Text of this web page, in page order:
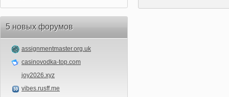
5 новых форумов
assignmentmaster.org.uk
casinovodka-top.com
joy2026.xyz
vibes.rusff.me